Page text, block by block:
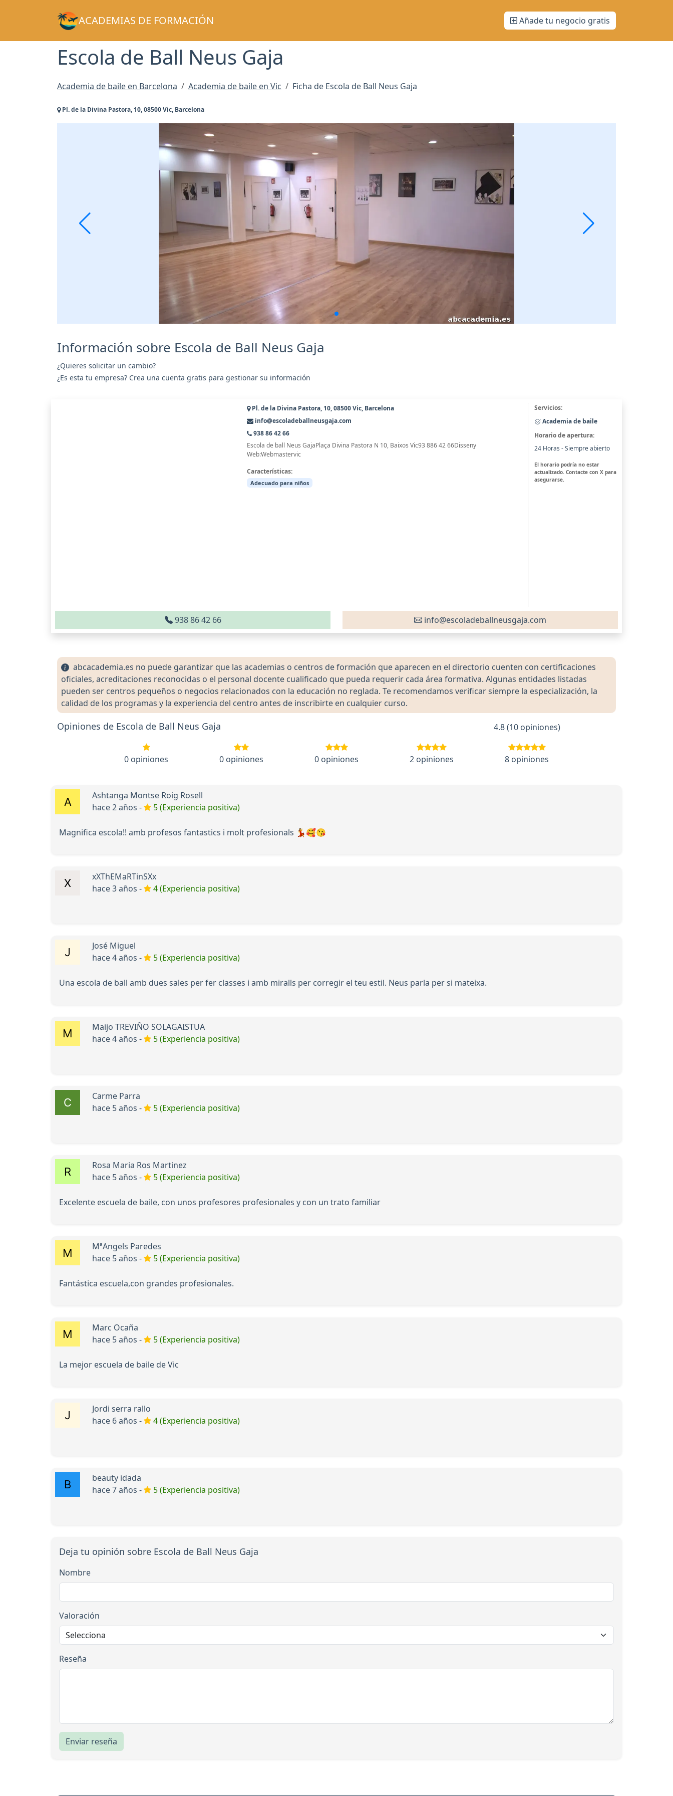
ACADEMIAS DE FORMACIÓN Añade tu negocio gratis
Escola de Ball Neus Gaja
Academia de baile en Barcelona Academia de baile en Vic Ficha de Escola de Ball Neus Gaja
Pl. de la Divina Pastora, 10, 08500 Vic, Barcelona
Información sobre Escola de Ball Neus Gaja
¿Quieres solicitar un cambio?
¿Es esta tu empresa? Crea una cuenta gratis para gestionar su información
Pl. de la Divina Pastora, 10, 08500 Vic, Barcelona
info@escoladeballneusgaja.com
938 86 42 66
Escola de ball Neus GajaPlaça Divina Pastora N 10, Baixos Vic93 886 42 66Disseny
Web:Webmastervic
Características:
Adecuado para niños
Servicios:
Academia de baile
Horario de apertura:
24 Horas - Siempre abierto
El horario podría no estar
actualizado. Contacte con X para
asegurarse.
938 86 42 66 info@escoladeballneusgaja.com
abcacademia.es no puede garantizar que las academias o centros de formación que aparecen en el directorio cuenten con certificaciones
oficiales, acreditaciones reconocidas o el personal docente cualificado que pueda requerir cada área formativa. Algunas entidades listadas
pueden ser centros pequeños o negocios relacionados con la educación no reglada. Te recomendamos verificar siempre la especialización, la
calidad de los programas y la experiencia del centro antes de inscribirte en cualquier curso.
Opiniones de Escola de Ball Neus Gaja 4.8 (10 opiniones)
0 opiniones 0 opiniones 0 opiniones 2 opiniones 8 opiniones
Ashtanga Montse Roig Rosell
hace 2 años -
5 (Experiencia positiva)
Magnifica escola!! amb profesos fantastics i molt profesionals 💃🥰😘
xXThEMaRTinSXx
hace 3 años -
4 (Experiencia positiva)
José Miguel
hace 4 años -
5 (Experiencia positiva)
Una escola de ball amb dues sales per fer classes i amb miralls per corregir el teu estil. Neus parla per si mateixa.
Maijo TREVIÑO SOLAGAISTUA
hace 4 años -
5 (Experiencia positiva)
Carme Parra
hace 5 años -
5 (Experiencia positiva)
Rosa Maria Ros Martinez
hace 5 años -
5 (Experiencia positiva)
Excelente escuela de baile, con unos profesores profesionales y con un trato familiar
MªAngels Paredes
hace 5 años -
5 (Experiencia positiva)
Fantástica escuela,con grandes profesionales.
Marc Ocaña
hace 5 años -
5 (Experiencia positiva)
La mejor escuela de baile de Vic
Jordi serra rallo
hace 6 años -
4 (Experiencia positiva)
beauty idada
hace 7 años -
5 (Experiencia positiva)
Deja tu opinión sobre Escola de Ball Neus Gaja
Nombre
Valoración
Reseña
Enviar reseña